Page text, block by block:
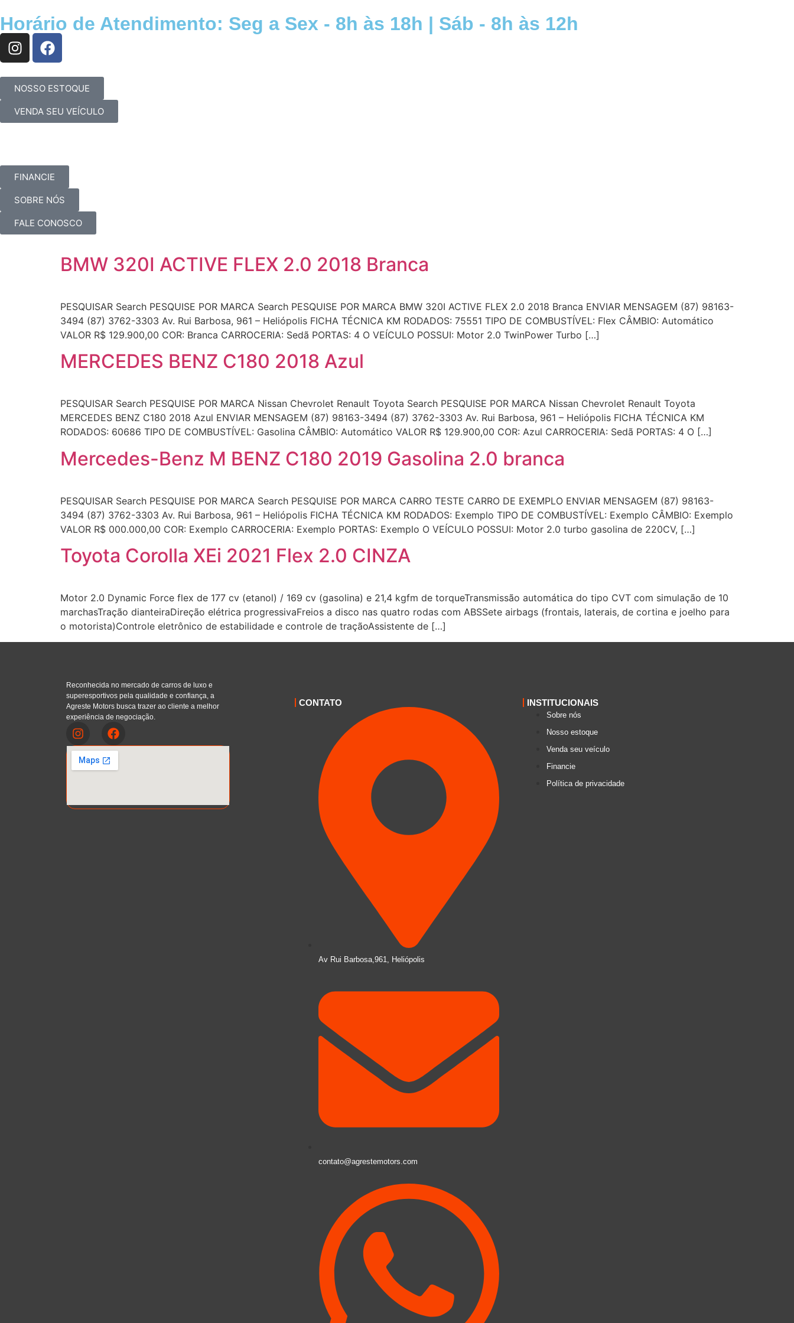
Horário de Atendimento: Seg a Sex - 8h às 18h | Sáb - 8h às 12h
NOSSO ESTOQUE
VENDA SEU VEÍCULO
FINANCIE
SOBRE NÓS
FALE CONOSCO
BMW 320I ACTIVE FLEX 2.0 2018 Branca
PESQUISAR Search PESQUISE POR MARCA Search PESQUISE POR MARCA BMW 320I ACTIVE FLEX 2.0 2018 Branca ENVIAR MENSAGEM (87) 98163-
3494 (87) 3762-3303 Av. Rui Barbosa, 961 – Heliópolis FICHA TÉCNICA KM RODADOS: 75551 TIPO DE COMBUSTÍVEL: Flex CÂMBIO: Automático
VALOR R$ 129.900,00 COR: Branca CARROCERIA: Sedã PORTAS: 4 O VEÍCULO POSSUI: Motor 2.0 TwinPower Turbo […]
MERCEDES BENZ C180 2018 Azul
PESQUISAR Search PESQUISE POR MARCA Nissan Chevrolet Renault Toyota Search PESQUISE POR MARCA Nissan Chevrolet Renault Toyota
MERCEDES BENZ C180 2018 Azul ENVIAR MENSAGEM (87) 98163-3494 (87) 3762-3303 Av. Rui Barbosa, 961 – Heliópolis FICHA TÉCNICA KM
RODADOS: 60686 TIPO DE COMBUSTÍVEL: Gasolina CÂMBIO: Automático VALOR R$ 129.900,00 COR: Azul CARROCERIA: Sedã PORTAS: 4 O […]
Mercedes-Benz M BENZ C180 2019 Gasolina 2.0 branca
PESQUISAR Search PESQUISE POR MARCA Search PESQUISE POR MARCA CARRO TESTE CARRO DE EXEMPLO ENVIAR MENSAGEM (87) 98163-
3494 (87) 3762-3303 Av. Rui Barbosa, 961 – Heliópolis FICHA TÉCNICA KM RODADOS: Exemplo TIPO DE COMBUSTÍVEL: Exemplo CÂMBIO: Exemplo
VALOR R$ 000.000,00 COR: Exemplo CARROCERIA: Exemplo PORTAS: Exemplo O VEÍCULO POSSUI: Motor 2.0 turbo gasolina de 220CV, […]
Toyota Corolla XEi 2021 Flex 2.0 CINZA
Motor 2.0 Dynamic Force flex de 177 cv (etanol) / 169 cv (gasolina) e 21,4 kgfm de torqueTransmissão automática do tipo CVT com simulação de 10
marchasTração dianteiraDireção elétrica progressivaFreios a disco nas quatro rodas com ABSSete airbags (frontais, laterais, de cortina e joelho para
o motorista)Controle eletrônico de estabilidade e controle de traçãoAssistente de […]
Reconhecida no mercado de carros de luxo e
superesportivos pela qualidade e confiança, a
Agreste Motors busca trazer ao cliente a melhor
experiência de negociação.
CONTATO
Av Rui Barbosa,961, Heliópolis
contato@agrestemotors.com
INSTITUCIONAIS
Sobre nós
Nosso estoque
Venda seu veículo
Financie
Política de privacidade